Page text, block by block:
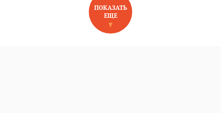
НОВОЕ НА САЙТЕ
ПОКАЗАТЬ
ЕЩЕ